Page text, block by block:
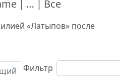
… Все
«Латыпов» после
Фильтр